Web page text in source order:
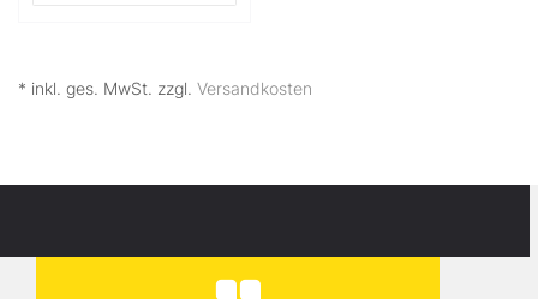
* inkl. ges. MwSt. zzgl. Versandkosten